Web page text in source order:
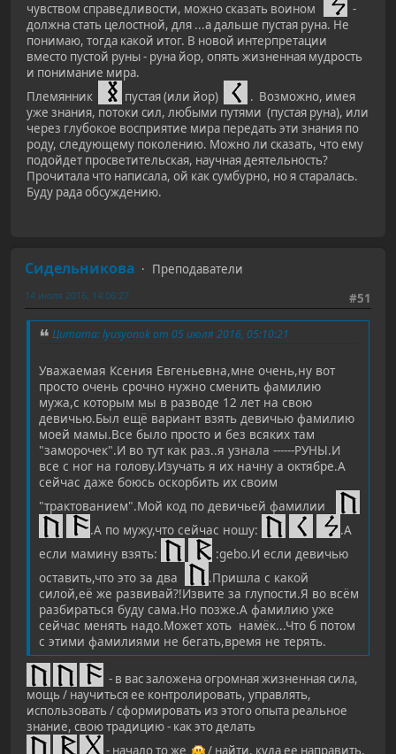
чувством справедливости, можно сказать воином
-
должна стать целостной, для ...а дальше пустая руна. Не
понимаю, тогда какой итог. В новой интерпретации
вместо пустой руны - руна йор, опять жизненная мудрость
и понимание мира.
Племянник
пустая (или йор)
. Возможно, имея
уже знания, потоки сил, любыми путями (пустая руна), или
через глубокое восприятие мира передать эти знания по
роду, следующему поколению. Можно ли сказать, что ему
подойдет просветительская, научная деятельность?
Прочитала что написала, ой как сумбурно, но я старалась.
Буду рада обсуждению.
Сидельникова
Преподаватели
#51
14 июля 2016, 14:06:27
Цитата: lyusyonok от 05 июля 2016, 05:10:21
Уважаемая Ксения Евгеньевна,мне очень,ну вот
просто очень срочно нужно сменить фамилию
мужа,с которым мы в разводе 12 лет на свою
девичью.Был ещё вариант взять девичью фамилию
моей мамы.Все было просто и без всяких там
"заморочек".И во тут как раз..я узнала ------РУНЫ.И
все с ног на голову.Изучать я их начну а октябре.А
сейчас даже боюсь оскорбить их своим
"трактованием".Мой код по девичьей фамилии
.А по мужу,что сейчас ношу:
.А
если мамину взять:
:gebo.И если девичью
оставить,что это за два
.Пришла с какой
силой,её же развивай?!Извите за глупости.Я во всём
разбираться буду сама.Но позже.А фамилию уже
сейчас менять надо.Может хоть намёк...Что б потом
с этими фамилиями не бегать,время не терять.
- в вас заложена огромная жизненная сила,
мощь / научиться ее контролировать, управлять,
использовать / сформировать из этого опыта реальное
знание, свою традицию - как это делать
- начало то же
/ найти, куда ее направить,